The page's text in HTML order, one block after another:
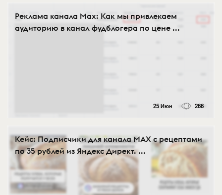
Реклама канала Max: Как мы привлекаем
аудиторию в канал фудблогера по цене ...
25 Июн 266
Кейс: Подписчики для канала MAX с рецептами
по 35 рублей из Яндекс Директ. ...